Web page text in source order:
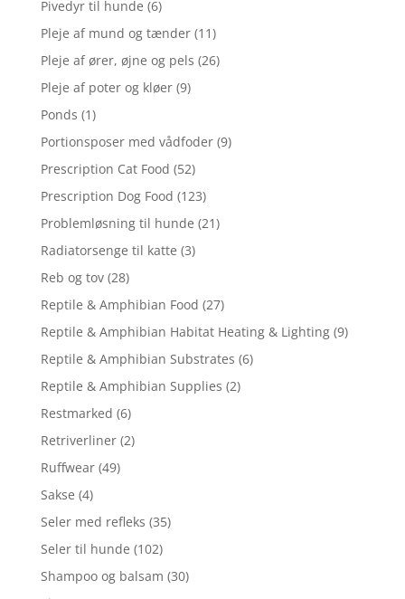
Pivedyr til hunde (6)
Pleje af mund og tænder (11)
Pleje af ører, øjne og pels (26)
Pleje af poter og kløer (9)
Ponds (1)
Portionsposer med vådfoder (9)
Prescription Cat Food (52)
Prescription Dog Food (123)
Problemløsning til hunde (21)
Radiatorsenge til katte (3)
Reb og tov (28)
Reptile & Amphibian Food (27)
Reptile & Amphibian Habitat Heating & Lighting (9)
Reptile & Amphibian Substrates (6)
Reptile & Amphibian Supplies (2)
Restmarked (6)
Retriverliner (2)
Ruffwear (49)
Sakse (4)
Seler med refleks (35)
Seler til hunde (102)
Shampoo og balsam (30)